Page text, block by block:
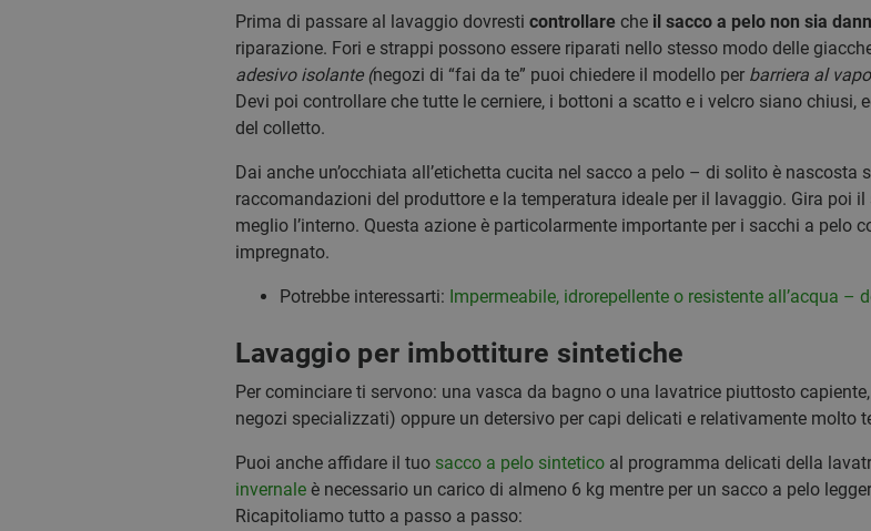
Prima di passare al lavaggio dovresti controllare che il sacco a pelo non sia
riparazione. Fori e strappi possono essere riparati nello stesso modo delle
adesivo isolante (negozi di “fai da te” puoi chiedere il modello per barriera al
Devi poi controllare che tutte le cerniere, i bottoni a scatto e i velcro siano
del colletto.
Dai anche un’occhiata all’etichetta cucita nel sacco a pelo – di solito è nascosta
raccomandazioni del produttore e la temperatura ideale per il lavaggio. Gira poi
meglio l’interno. Questa azione è particolarmente importante per i sacchi a pelo
impregnato.
Potrebbe interessarti: Impermeabile, idrorepellente o resistente all’acqua –
Lavaggio per imbottiture sintetiche
Per cominciare ti servono: una vasca da bagno o una lavatrice piuttosto
negozi specializzati) oppure un detersivo per capi delicati e relativamente molto
Puoi anche affidare il tuo sacco a pelo sinteticoal programma delicati della
invernaleè necessario un carico di almeno 6 kg mentre per un sacco a pelo
Ricapitoliamo tutto a passo a passo: